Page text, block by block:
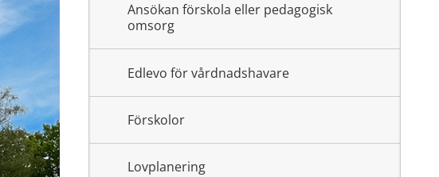
Ansökan förskola eller pedagogisk
omsorg
Edlevo för vårdnadshavare
Förskolor
Lovplanering